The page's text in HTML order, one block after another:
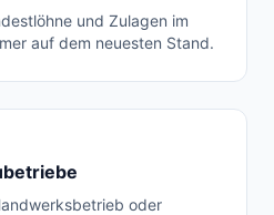
und Zulagen im
auf dem neuesten Stand.
oder